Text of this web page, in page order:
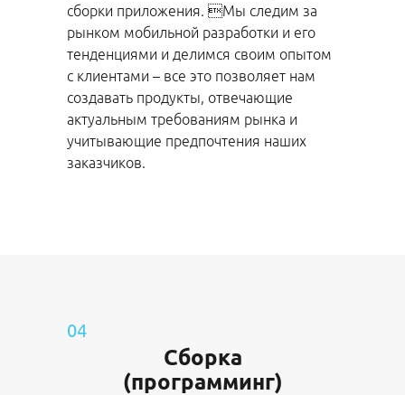
сборки приложения. Мы следим за
рынком мобильной разработки и его
тенденциями и делимся своим опытом
с клиентами – все это позволяет нам
создавать продукты, отвечающие
актуальным требованиям рынка и
учитывающие предпочтения наших
заказчиков.
04
Сборка
(программинг)